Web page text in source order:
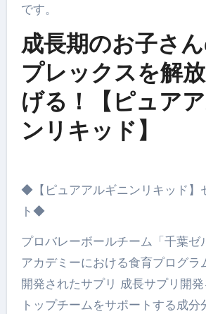
です。
成長期のお子さ
プレックスを解
げる！【ピュア
ンリキッド】
◆【ピュアアルギニンリキッド】
ト◆
プロバレーボールチーム「千葉ゼ
アカデミーにおける食育プログラ
開発されたサプリ 成長サプリ開
トップチームをサポートする成